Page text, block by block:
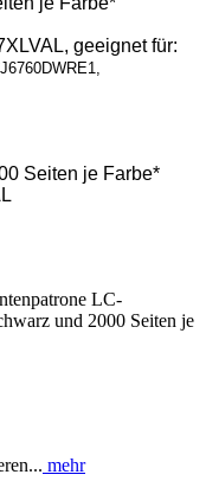
geeignet für:
Seiten je Farbe*
LC-
und 2000 Seiten je
mehr